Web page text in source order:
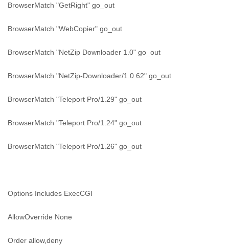
BrowserMatch "GetRight" go_out
BrowserMatch "WebCopier" go_out
BrowserMatch "NetZip Downloader 1.0" go_out
BrowserMatch "NetZip-Downloader/1.0.62" go_out
BrowserMatch "Teleport Pro/1.29" go_out
BrowserMatch "Teleport Pro/1.24" go_out
BrowserMatch "Teleport Pro/1.26" go_out
Options Includes ExecCGI
AllowOverride None
Order allow,deny